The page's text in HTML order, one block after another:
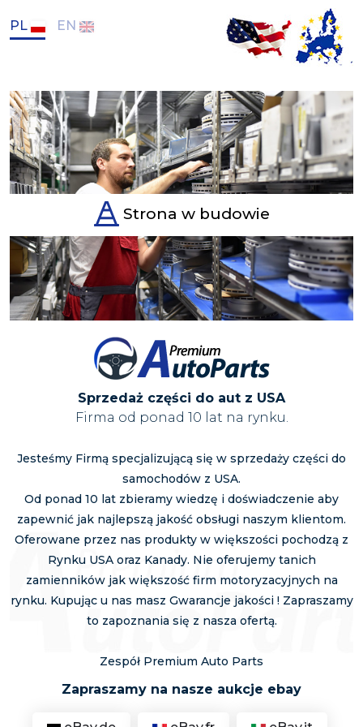
PL EN
Strona w budowie
Sprzedaż części do aut z USA
Firma od ponad 10 lat na rynku.
Jesteśmy Firmą specjalizującą się w sprzedaży części do
samochodów z USA.
Od ponad 10 lat zbieramy wiedzę i doświadczenie aby
zapewnić jak najlepszą jakość obsługi naszym klientom.
Oferowane przez nas produkty w większości pochodzą z
Rynku USA oraz Kanady. Nie oferujemy tanich
zamienników jak większość firm motoryzacyjnych na
rynku. Kupując u nas masz Gwarancje jakości ! Zapraszamy
to zapoznania się z nasza ofertą.
Zespół Premium Auto Parts
Zapraszamy na nasze aukcje ebay